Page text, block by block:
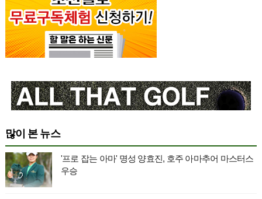
많이 본 뉴스
'프로 잡는 아마' 명성 양효진, 호주 아마추어 마스터스
우승